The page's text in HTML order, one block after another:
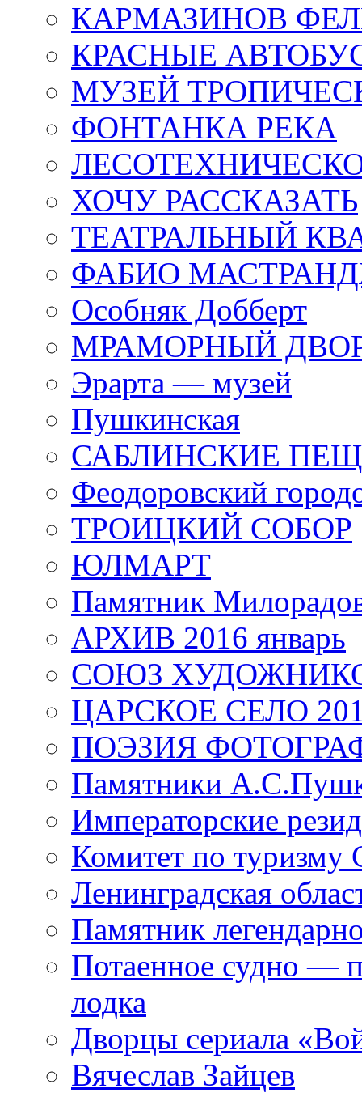
КАРМАЗИНОВ
КРАСНЫЕ
МУЗЕЙ
ФОНТАНКА РЕКА
ХОЧУ РАССКАЗАТЬ
ТЕАТРАЛЬНЫЙ
ФАБИО
Особняк Добберт
МРАМОРНЫЙ
Эрарта — музей
Пушкинская
САБЛИНСКИЕ
Феодоровский
ТРОИЦКИЙ СОБОР
ЮЛМАРТ
Памятник
АРХИВ 2016 январь
СОЮЗ
ЦАРСКОЕ СЕЛО
ПОЭЗИЯ
Памятники
Императорские
Комитет по туризму
Ленинградская
Памятник
Потаенное судно —
лодка
Дворцы сериала
Вячеслав Зайцев